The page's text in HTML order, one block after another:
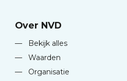
Over NVD
—
Bekijk alles
—
Waarden
—
Organisatie